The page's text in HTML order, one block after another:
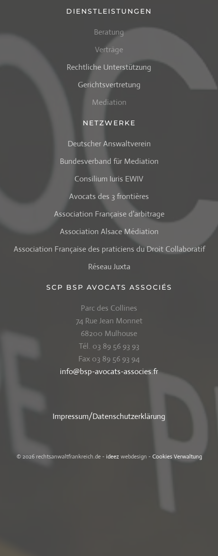
DIENSTLEISTUNGEN
Beratung
Verträge
Rechtliche Unterstützung
Gerichtsvertretung
Mediation
NETZWERKE
Deutscher Answaltverein
Bundesverband für Mediation
Consilium Iuris EWIV
Avocats des 3 frontières
Association Française d'arbitrage
Association Alsace Médiation
Association Française des praticiens du Droit Collaboratif
Réseau Juxta
SCP BSP AVOCATS ASSOCIÉS
Parc des Collines
74 Rue Jean Monnet
68200 Mulhouse
Tél. 03 89 56 93 93
Fax 03 89 56 93 94
info@bsp-avocats-associes.fr
Impressum/Datenschutzerklärung
© 2026 rechtsanwaltfrankreich.de - ideez webdesign - Cookies Verwaltung